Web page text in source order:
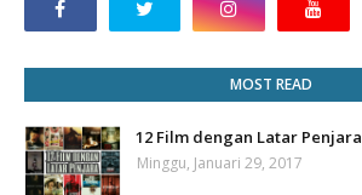
MOST READ
12 Film dengan Latar Penjara
Minggu, Januari 29, 2017